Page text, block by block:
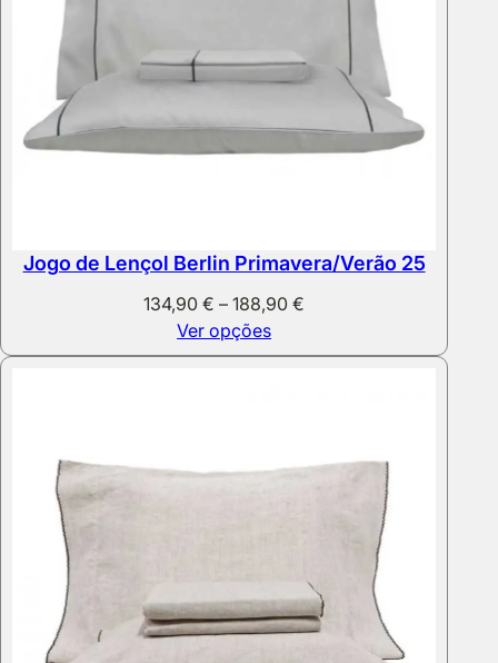
Jogo de Lençol Berlin Primavera/Verão 25
134,90€ – 188,90€
134,90 €
Ver opções